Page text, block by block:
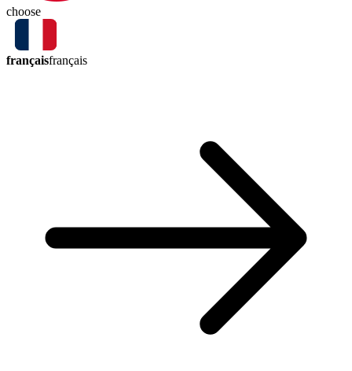
choose
françaisfrançais